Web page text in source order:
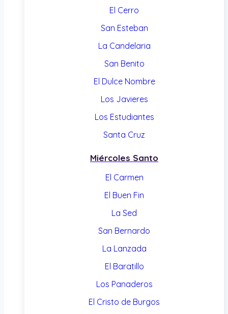
El Cerro
San Esteban
La Candelaria
San Benito
El Dulce Nombre
Los Javieres
Los Estudiantes
Santa Cruz
Miércoles Santo
El Carmen
El Buen Fin
La Sed
San Bernardo
La Lanzada
El Baratillo
Los Panaderos
El Cristo de Burgos